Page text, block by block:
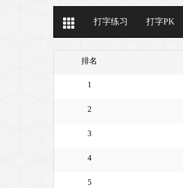
打字练习 打字PK
排名
1
2
3
4
5